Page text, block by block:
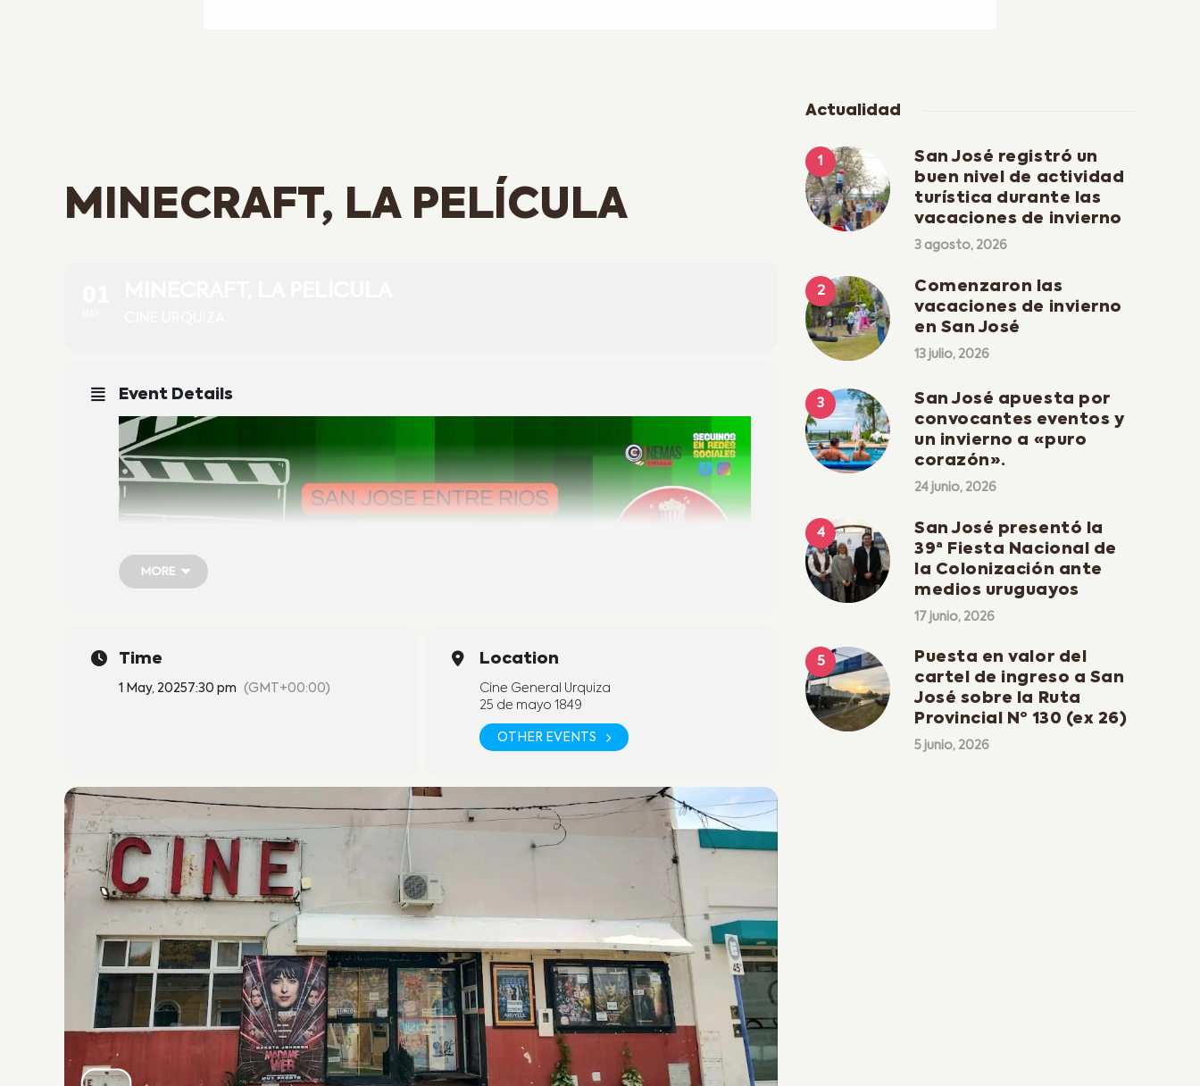
MINECRAFT, LA PELÍCULA
Event Details
MORE
Time
1 May, 2025 7:30 pm (GMT+00:00)
Location
Cine General Urquiza
25 de mayo 1849
OTHER EVENTS
Actualidad
San José registró un
buen nivel de actividad
turística durante las
vacaciones de invierno
3 agosto, 2026
Comenzaron las
vacaciones de invierno
en San José
13 julio, 2026
San José apuesta por
convocantes eventos y
un invierno a «puro
corazón».
24 junio, 2026
San José presentó la
39ª Fiesta Nacional de
la Colonización ante
medios uruguayos
17 junio, 2026
Puesta en valor del
cartel de ingreso a San
José sobre la Ruta
Provincial Nº 130 (ex 26)
5 junio, 2026